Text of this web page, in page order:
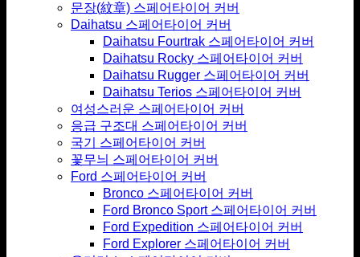
문장(紋章) 스페어타이어 커버
Daihatsu 스페어타이어 커버
Daihatsu Fourtrak 스페어타이어 커버
Daihatsu Rocky 스페어타이어 커버
Daihatsu Rugger 스페어타이어 커버
Daihatsu Terios 스페어타이어 커버
여성스러운 스페어타이어 커버
응급 구조대 스페어타이어 커버
국기 스페어타이어 커버
꽃무늬 스페어타이어 커버
Ford 스페어타이어 커버
Bronco 스페어타이어 커버
Ford Bronco Sport 스페어타이어 커버
Ford Expedition 스페어타이어 커버
Ford Explorer 스페어타이어 커버